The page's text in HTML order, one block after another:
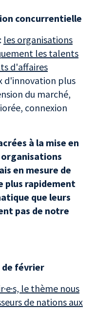
concurrentielle
les organisations
les talents
d'affaires
d'innovation plus
du marché,
connexion
à la mise en
organisations
en mesure de
plus rapidement
que leurs
pas de notre
février
le thème nous
de nations aux